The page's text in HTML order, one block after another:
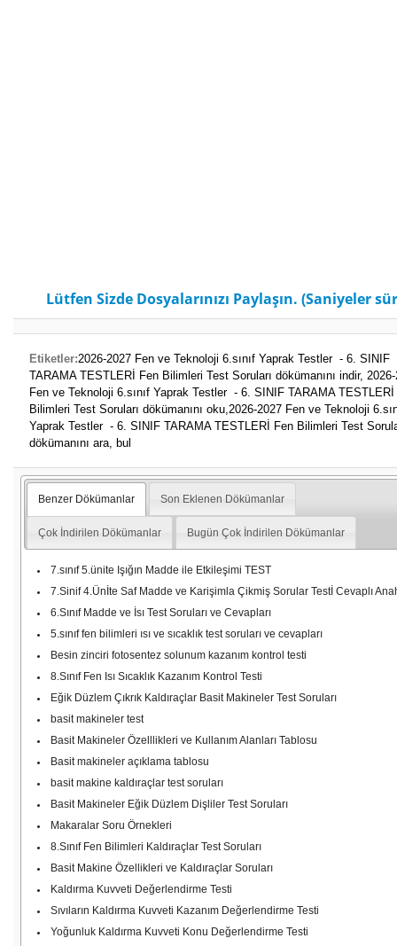
Lütfen Sizde Dosyalarınızı Paylaşın. (Saniyeler
Etiketler:2026-2027 Fen ve Teknoloji 6.sınıf Yaprak Testler - 6. SINIF
TARAMA TESTLERİ Fen Bilimleri Test Soruları dökümanını indir,
Fen ve Teknoloji 6.sınıf Yaprak Testler - 6. SINIF TARAMA TESTLERİ
Bilimleri Test Soruları dökümanını oku,2026-2027 Fen ve Teknoloji
Yaprak Testler - 6. SINIF TARAMA TESTLERİ Fen Bilimleri Test
dökümanını ara, bul
Benzer Dökümanlar Son Eklenen Dökümanlar
Çok İndirilen Dökümanlar Bugün Çok İndirilen Dökümanlar
7.sınıf 5.ünite Işığın Madde ile Etkileşimi TEST
7.Sinif 4.Ünİte Saf Madde ve Karişimla Çikmiş Sorular Testİ Cevaplı
6.Sınıf Madde ve İsı Test Soruları ve Cevapları
5.sınıf fen bilimleri ısı ve sıcaklık test soruları ve cevapları
Besin zinciri fotosentez solunum kazanım kontrol testi
8.Sınıf Fen Isı Sıcaklık Kazanım Kontrol Testi
Eğik Düzlem Çıkrık Kaldıraçlar Basit Makineler Test Soruları
basit makineler test
Basit Makineler Özelllikleri ve Kullanım Alanları Tablosu
Basit makineler açıklama tablosu
basit makine kaldıraçlar test soruları
Basit Makineler Eğik Düzlem Dişliler Test Soruları
Makaralar Soru Örnekleri
8.Sınıf Fen Bilimleri Kaldıraçlar Test Soruları
Basit Makine Özellikleri ve Kaldıraçlar Soruları
Kaldırma Kuvveti Değerlendirme Testi
Sıvıların Kaldırma Kuvveti Kazanım Değerlendirme Testi
Yoğunluk Kaldırma Kuvveti Konu Değerlendirme Testi